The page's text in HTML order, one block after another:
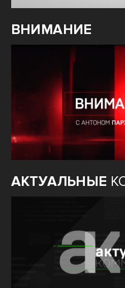
ВНИМАНИЕ
АКТУАЛЬНЫЕ